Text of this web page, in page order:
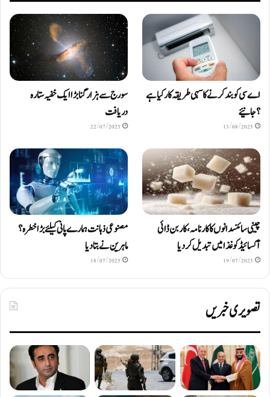
اے سی کو بند کرنے کا سہی طریقہ کار کیا ہے
؟ جانیئے
13/08/2025
سورج سے ہزار گنا بڑا ایک خفیہ ستارہ
دریافت
22/07/2025
چینی سائنسدانوں کا کارنامہ، کاربن ڈائی
آکسائیڈ کو غذا میں تبدیل کردیا
19/07/2025
مصنوعی ذہانت ہمارے پانی کیلئے بڑا خطرہ؟
ماہرین نے بتا دیا
18/07/2025
تصویری خبریں